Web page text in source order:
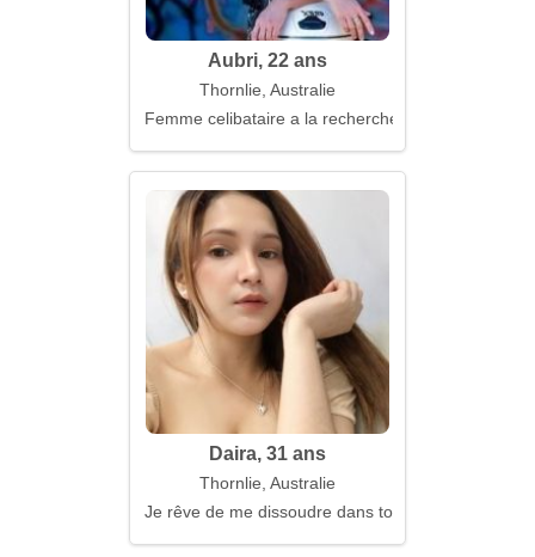
Aubri, 22 ans
Thornlie, Australie
Femme celibataire a la recherche d'un mari
Daira, 31 ans
Thornlie, Australie
Je rêve de me dissoudre dans ton regard